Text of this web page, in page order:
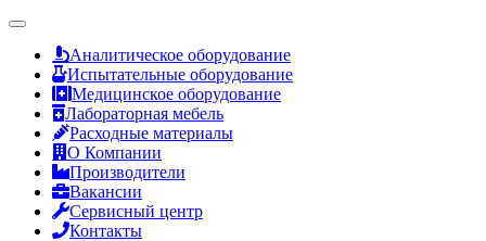
Аналитическое оборудование
Испытательные оборудование
Медицинское оборудование
Лабораторная мебель
Расходные материалы
О Компании
Производители
Вакансии
Сервисный центр
Контакты